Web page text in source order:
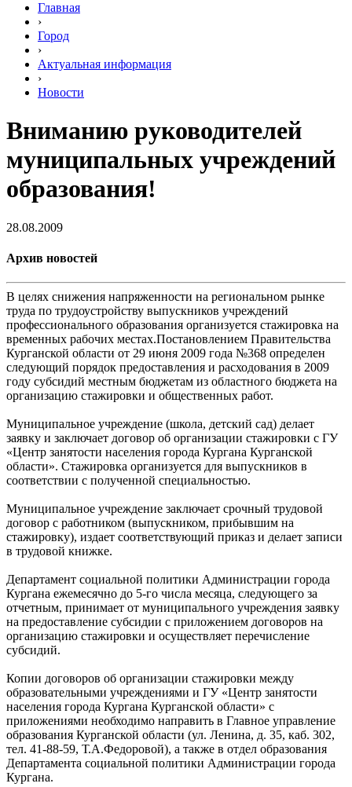
Главная
›
Город
›
Актуальная информация
›
Новости
Вниманию руководителей
муниципальных учреждений
образования!
28.08.2009
Архив новостей
В целях снижения напряженности на региональном рынке
труда по трудоустройству выпускников учреждений
профессионального образования организуется стажировка на
временных рабочих местах.Постановлением Правительства
Курганской области от 29 июня 2009 года №368 определен
следующий порядок предоставления и расходования в 2009
году субсидий местным бюджетам из областного бюджета на
организацию стажировки и общественных работ.
Муниципальное учреждение (школа, детский сад) делает
заявку и заключает договор об организации стажировки с ГУ
«Центр занятости населения города Кургана Курганской
области». Стажировка организуется для выпускников в
соответствии с полученной специальностью.
Муниципальное учреждение заключает срочный трудовой
договор с работником (выпускником, прибывшим на
стажировку), издает соответствующий приказ и делает записи
в трудовой книжке.
Департамент социальной политики Администрации города
Кургана ежемесячно до 5-го числа месяца, следующего за
отчетным, принимает от муниципального учреждения заявку
на предоставление субсидии с приложением договоров на
организацию стажировки и осуществляет перечисление
субсидий.
Копии договоров об организации стажировки между
образовательными учреждениями и ГУ «Центр занятости
населения города Кургана Курганской области» с
приложениями необходимо направить в Главное управление
образования Курганской области (ул. Ленина, д. 35, каб. 302,
тел. 41-88-59, Т.А.Федоровой), а также в отдел образования
Департамента социальной политики Администрации города
Кургана.